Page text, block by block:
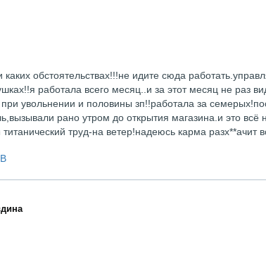
каких обстоятельствах!!!не идите сюда
работала всего месяц..и за этот месяц не раз
увольнении и половины зп!!работала за
рано утром до открытия магазина.и это всё
труд-на ветер!надеюсь карма разх**ачит